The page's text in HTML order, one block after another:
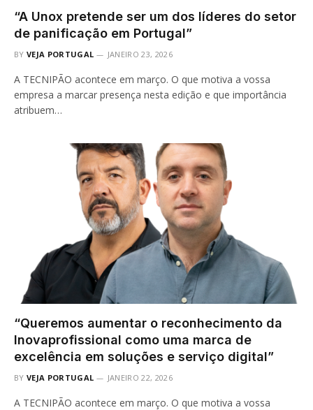
“A Unox pretende ser um dos líderes do setor
de panificação em Portugal”
BY VEJA PORTUGAL JANEIRO 23, 2026
A TECNIPÃO acontece em março. O que motiva a vossa
empresa a marcar presença nesta edição e que importância
atribuem…
“Queremos aumentar o reconhecimento da
Inovaprofissional como uma marca de
excelência em soluções e serviço digital”
BY VEJA PORTUGAL JANEIRO 22, 2026
A TECNIPÃO acontece em março. O que motiva a vossa